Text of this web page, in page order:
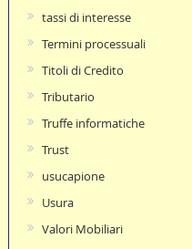
tassi di interesse
Termini processuali
Titoli di Credito
Tributario
Truffe informatiche
Trust
usucapione
Usura
Valori Mobiliari